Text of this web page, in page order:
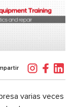
varias veces